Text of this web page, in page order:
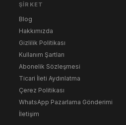
ŞIRKET
Blog
Hakkımızda
Gizlilik Politikası
Kullanım Şartları
Abonelik Sözleşmesi
Ticari İleti Aydınlatma
Çerez Politikası
WhatsApp Pazarlama Gönderimi
İletişim